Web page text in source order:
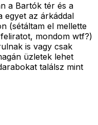
a Bartók tér és a
egyet az árkáddal
(sétáltam el mellette
mondom wtf?)
is vagy csak
üzletek lehet
találsz mint